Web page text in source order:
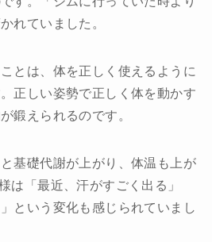
れていました。
とは、体を正しく使えるように
正しい姿勢で正しく体を動かす
鍛えられるのです。
基礎代謝が上がり、体温も上が
は「最近、汗がすごく出る」
という変化も感じられていまし